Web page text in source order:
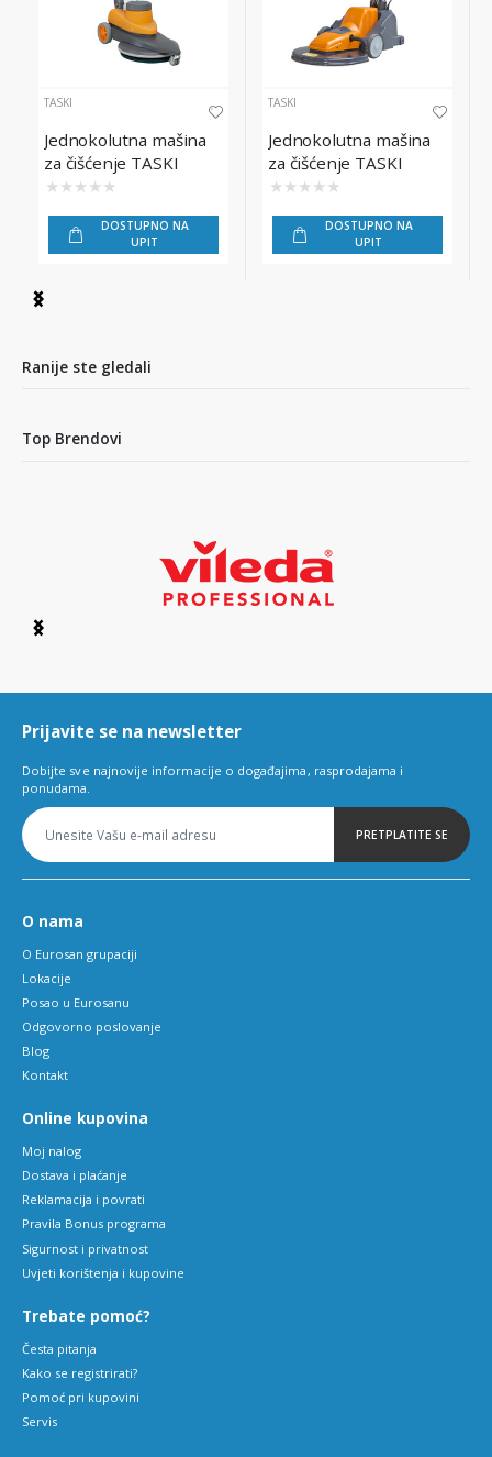
TASKI
Jednokolutna mašina
za čišćenje TASKI
Ergodisc 1200
★ ★ ★ ★ ★
DOSTUPNO NA
UPIT
TASKI
Jednokolutna mašina
za čišćenje TASKI
Ergodisc 2000
★ ★ ★ ★ ★
DOSTUPNO NA
UPIT
Item
4
Ranije ste gledali
Top Brendovi
Item
6
Prijavite se na newsletter
Dobijte sve najnovije informacije o događajima, rasprodajama i
ponudama.
PRETPLATITE SE
O nama
O Eurosan grupaciji
Lokacije
Posao u Eurosanu
Odgovorno poslovanje
Blog
Kontakt
Online kupovina
Moj nalog
Dostava i plaćanje
Reklamacija i povrati
Pravila Bonus programa
Sigurnost i privatnost
Uvjeti korištenja i kupovine
Trebate pomoć?
Česta pitanja
Kako se registrirati?
Pomoć pri kupovini
Servis